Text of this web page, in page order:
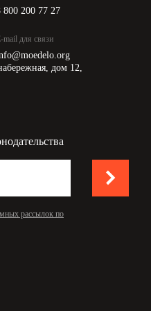
800 200 77 27
mail для связи
дом 12,
рассылок по